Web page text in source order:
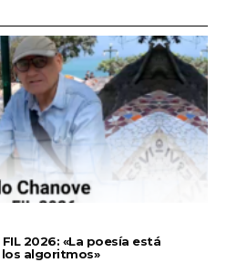
2026: «La poesía está
algoritmos»